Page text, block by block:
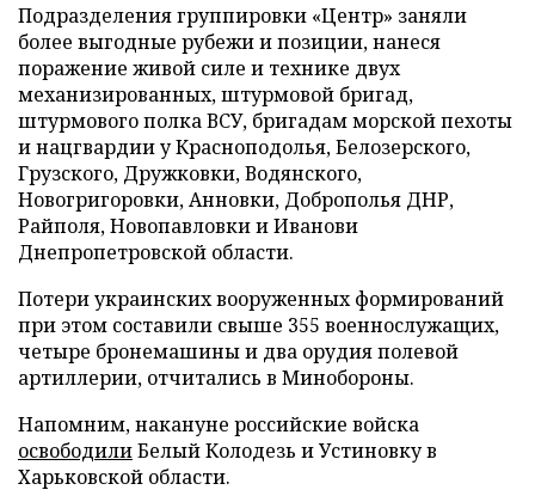
Подразделения группировки «Центр» заняли
более выгодные рубежи и позиции, нанеся
поражение живой силе и технике двух
механизированных, штурмовой бригад,
штурмового полка ВСУ, бригадам морской пехоты
и нацгвардии у Красноподолья, Белозерского,
Грузского, Дружковки, Водянского,
Новогригоровки, Анновки, Доброполья ДНР,
Райполя, Новопавловки и Иванови
Днепропетровской области.
Потери украинских вооруженных формирований
при этом составили свыше 355 военнослужащих,
четыре бронемашины и два орудия полевой
артиллерии, отчитались в Минобороны.
Напомним, накануне российские войска
освободилиБелый Колодезь и Устиновку в
Харьковской области.